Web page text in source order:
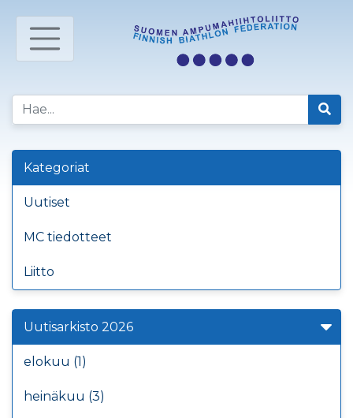
Kategoriat
Uutiset
MC tiedotteet
Liitto
Uutisarkisto 2026
elokuu (1)
heinäkuu (3)